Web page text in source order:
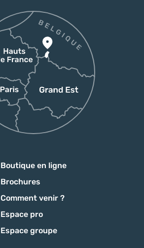
Boutique en ligne
Brochures
Comment venir ?
Espace pro
Espace groupe